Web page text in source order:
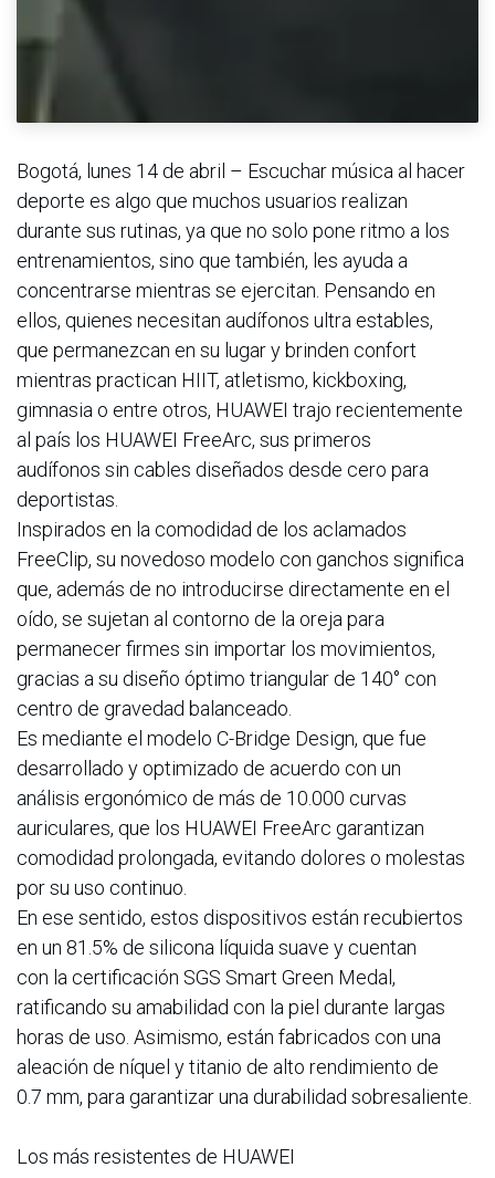
Bogotá, lunes 14 de abril – Escuchar música al hacer
deporte es algo que muchos usuarios realizan
durante sus rutinas, ya que no solo pone ritmo a los
entrenamientos, sino que también, les ayuda a
concentrarse mientras se ejercitan. Pensando en
ellos, quienes necesitan audífonos ultra estables,
que permanezcan en su lugar y brinden confort
mientras practican HIIT, atletismo, kickboxing,
gimnasia o entre otros, HUAWEI trajo recientemente
al país los HUAWEI FreeArc, sus primeros
audífonos sin cables diseñados desde cero para
deportistas.
Inspirados en la comodidad de los aclamados
FreeClip, su novedoso modelo con ganchos significa
que, además de no introducirse directamente en el
oído, se sujetan al contorno de la oreja para
permanecer firmes sin importar los movimientos,
gracias a su diseño óptimo triangular de 140° con
centro de gravedad balanceado.
Es mediante el modelo C-Bridge Design, que fue
desarrollado y optimizado de acuerdo con un
análisis ergonómico de más de 10.000 curvas
auriculares, que los HUAWEI FreeArc garantizan
comodidad prolongada, evitando dolores o molestas
por su uso continuo.
En ese sentido, estos dispositivos están recubiertos
en un 81.5% de silicona líquida suave y cuentan
con la certificación SGS Smart Green Medal,
ratificando su amabilidad con la piel durante largas
horas de uso. Asimismo, están fabricados con una
aleación de níquel y titanio de alto rendimiento de
0.7 mm, para garantizar una durabilidad sobresaliente.
Los más resistentes de HUAWEI